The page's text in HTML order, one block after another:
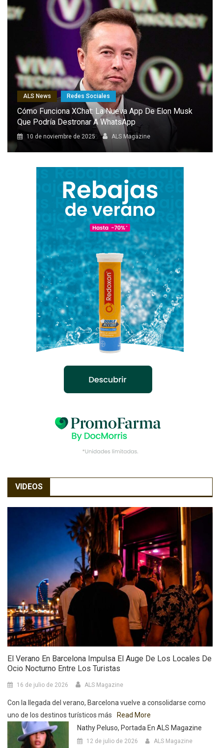
ALS News Redes Sociales
El Combat Aircraft 1: El Dron Furtivo Con IA Que
Podría Marcar Un Antes Y Un Después En Las
Capacidades De Europa
8 de octubre de 2025 ALS Magazine
VIDEOS
El Verano En Barcelona Impulsa El Auge De Los Locales De
Ocio Nocturno Entre Los Turistas
16 de julio de 2026 ALS Magazine
Con la llegada del verano, Barcelona vuelve a consolidarse como
uno de los destinos turísticos más
Read More
Nathy Peluso, Portada En ALS Magazine
12 de julio de 2026 ALS Magazine